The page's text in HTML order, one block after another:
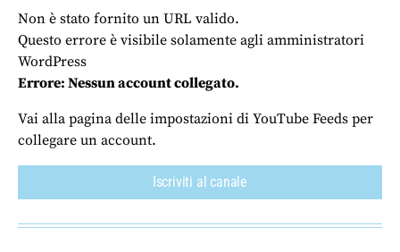
Non è stato fornito un URL valido.
Questo errore è visibile solamente agli amministratori
WordPress
Errore: Nessun account collegato.
Vai alla pagina delle impostazioni di YouTube Feeds per
collegare un account.
Iscriviti al canale